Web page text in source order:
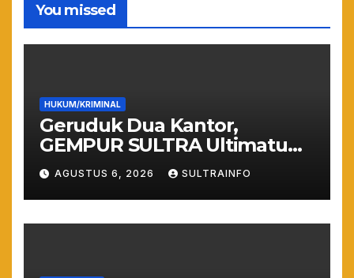
You missed
HUKUM/KRIMINAL
Geruduk Dua Kantor,
GEMPUR SULTRA Ultimatum
Keras: Lahan Puuwatu Siap
Diduduki Jika Tak Ada
Kepastian Hukum
AGUSTUS 6, 2026 SULTRAINFO